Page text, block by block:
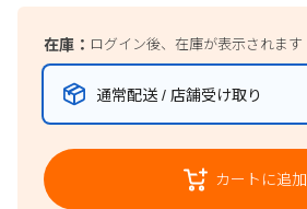
在庫： ログイン後、在庫が表示されます
通常配送 / 店舗受け取り
カートに追加